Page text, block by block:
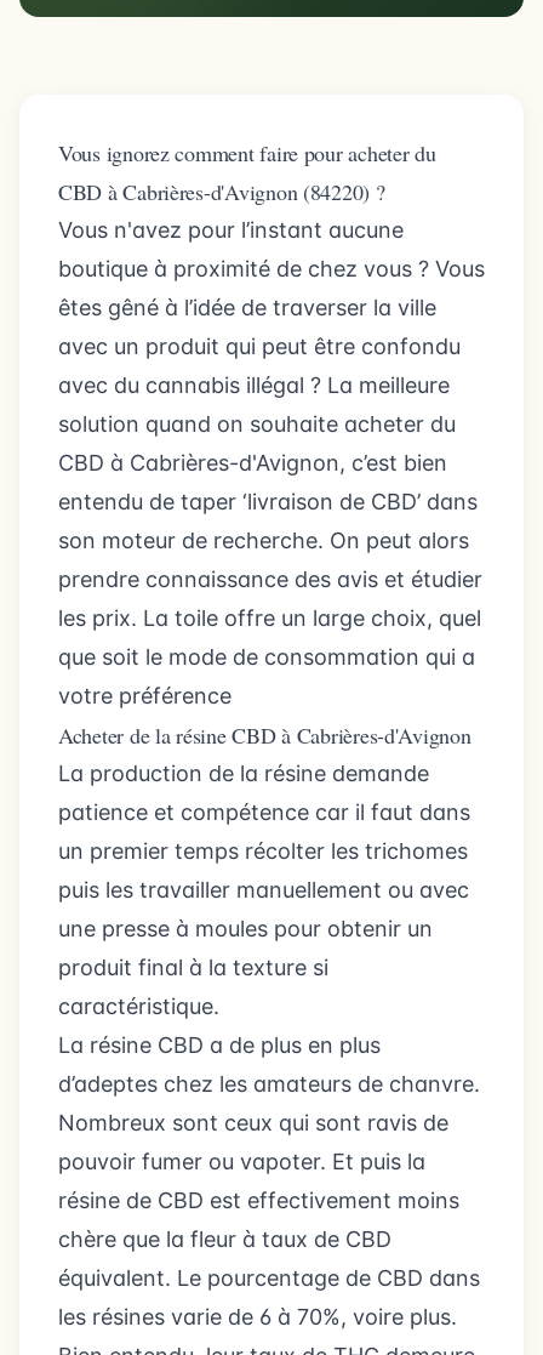
Vous ignorez comment faire pour acheter du
CBD à Cabrières-d'Avignon (84220) ?
Vous n'avez pour l’instant aucune
boutique à proximité de chez vous ? Vous
êtes gêné à l’idée de traverser la ville
avec un produit qui peut être confondu
avec du cannabis illégal ? La meilleure
solution quand on souhaite acheter du
CBD à Cabrières-d'Avignon, c’est bien
entendu de taper ‘livraison de CBD’ dans
son moteur de recherche. On peut alors
prendre connaissance des avis et étudier
les prix. La toile offre un large choix, quel
que soit le mode de consommation qui a
votre préférence
Acheter de la résine CBD à Cabrières-d'Avignon
La production de la résine demande
patience et compétence car il faut dans
un premier temps récolter les trichomes
puis les travailler manuellement ou avec
une presse à moules pour obtenir un
produit final à la texture si
caractéristique.
La résine CBD a de plus en plus
d’adeptes chez les amateurs de chanvre.
Nombreux sont ceux qui sont ravis de
pouvoir fumer ou vapoter. Et puis la
résine de CBD est effectivement moins
chère que la fleur à taux de CBD
équivalent. Le pourcentage de CBD dans
les résines varie de 6 à 70%, voire plus.